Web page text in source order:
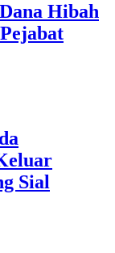
Hibah
Sial